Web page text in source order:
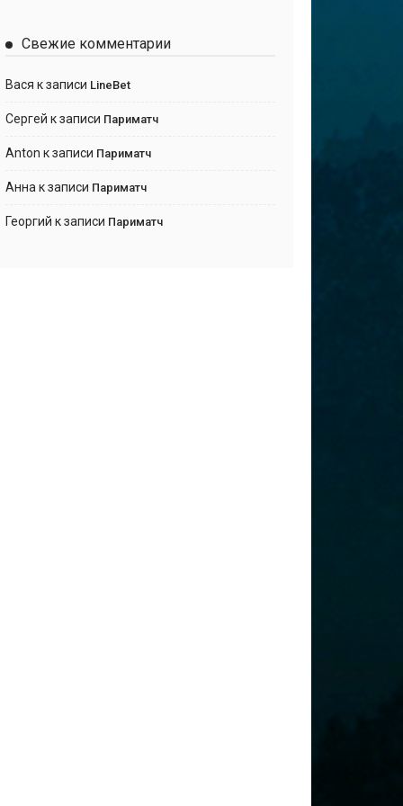
Свежие комментарии
Вася к записи LineBet
Сергей к записи Париматч
Anton к записи Париматч
Анна к записи Париматч
Георгий к записи Париматч